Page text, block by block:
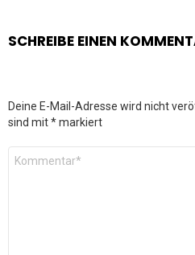
SCHREIBE EINEN
Deine E-Mail-Adresse wird nicht
sind mit*markiert
Kommentar